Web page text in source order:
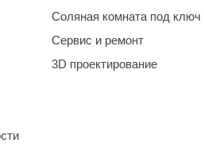
Соляная комната под ключ
Сервис и ремонт
3D проектирование